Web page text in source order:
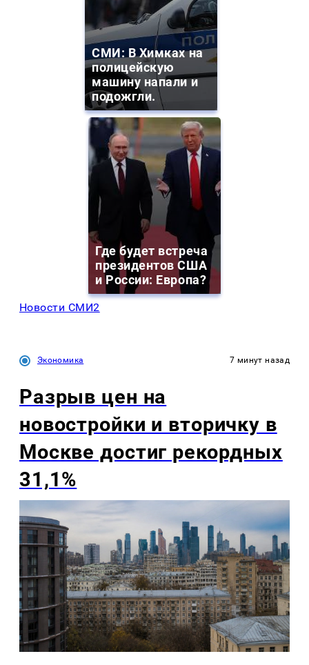
СМИ: В Химках на
полицейскую
машину напали и
подожгли.
Где будет встреча
президентов США
и России: Европа?
Новости СМИ2
Экономика 7 минут назад
Разрыв цен на
новостройки и вторичку в
Москве достиг рекордных
31,1%